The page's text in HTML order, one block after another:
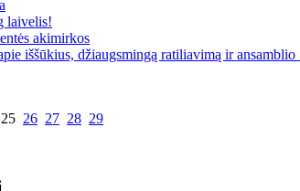
laivelis!
akimirkos
iššūkius, džiaugsmingą ratiliavimą ir ansamblio
25 26 27 28 29